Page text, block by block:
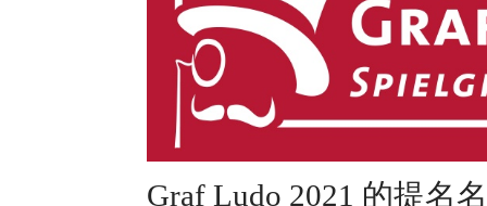
Graf Ludo 2021 的提名